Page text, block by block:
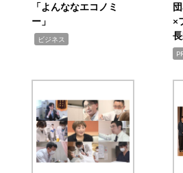
「よんななエコノミ
ー」
ビジネス
×